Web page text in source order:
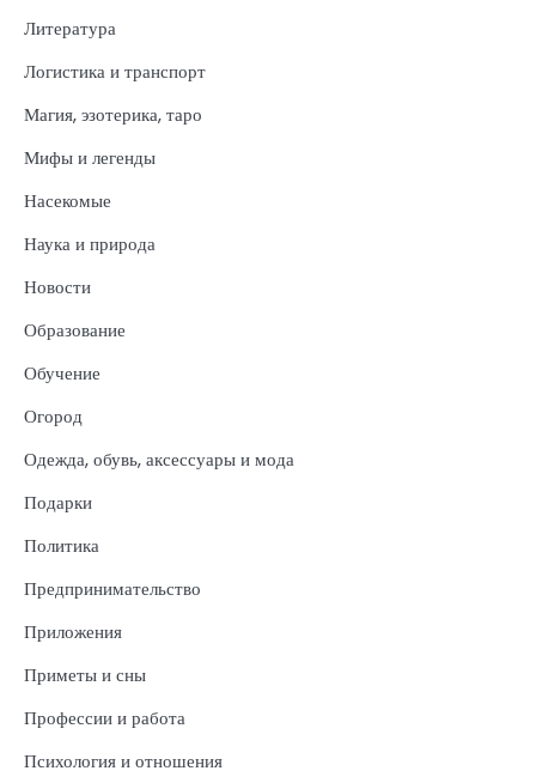
Литература
Логистика и транспорт
Магия, эзотерика, таро
Мифы и легенды
Насекомые
Наука и природа
Новости
Образование
Обучение
Огород
Одежда, обувь, аксессуары и мода
Подарки
Политика
Предпринимательство
Приложения
Приметы и сны
Профессии и работа
Психология и отношения